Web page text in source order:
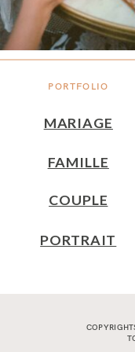
PORTFOLIO
MARIAGE
FAMILLE
COUPLE
PORTRAIT